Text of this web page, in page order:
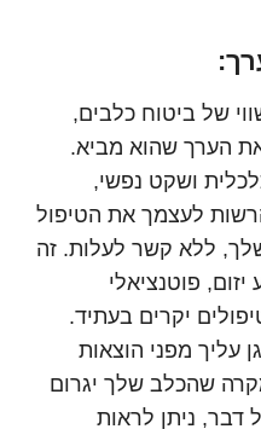
כלבים,
שהוא מביא.
נפשי,
את הטיפול
קשר לעלות. זה
בעתיד.
הוצאות
שלך יגרום
לראות